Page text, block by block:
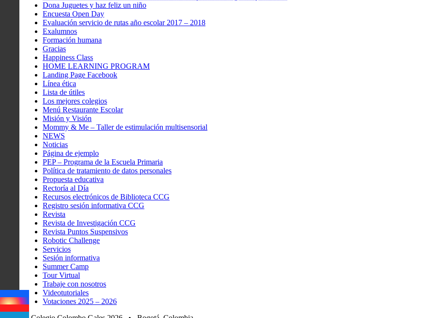
Dona Juguetes y haz feliz un niño
Encuesta Open Day
Evaluación servicio de rutas año escolar 2017 – 2018
Exalumnos
Formación humana
Gracias
Happiness Class
HOME LEARNING PROGRAM
Landing Page Facebook
Línea ética
Lista de útiles
Los mejores colegios
Menú Restaurante Escolar
Misión y Visión
Mommy & Me – Taller de estimulación multisensorial
NEWS
Noticias
Página de ejemplo
PEP – Programa de la Escuela Primaria
Política de tratamiento de datos personales
Propuesta educativa
Rectoría al Día
Recursos electrónicos de Biblioteca CCG
Registro sesión informativa CCG
Revista
Revista de Investigación CCG
Revista Puntos Suspensivos
Robotic Challenge
Servicios
Sesión informativa
Summer Camp
Tour Virtual
Trabaje con nosotros
Videotutoriales
Votaciones 2025 – 2026